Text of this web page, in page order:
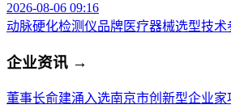
2026-08-06 09:16
动脉硬化检测仪品牌医疗器械选型技术
企业资讯 →
董事长俞建涌入选南京市创新型企业家